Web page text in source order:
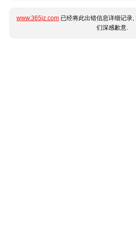
www.365jz.com 已经将此出错信息详细记录
们深感歉意.